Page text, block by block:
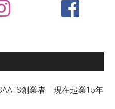
創業者 現在起業15年